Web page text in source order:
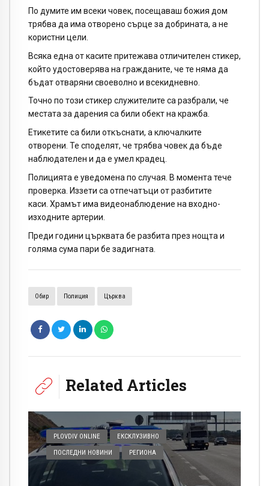
По думите им всеки човек, посещаваш божия дом
трябва да има отворено сърце за добрината, а не
користни цели.
Всяка една от касите притежава отличителен стикер,
който удостоверява на гражданите, че те няма да
бъдат отваряни своеволно и всекидневно.
Точно по този стикер служителите са разбрали, че
местата за дарения са били обект на кражба.
Етикетите са били откъснати, а ключалките
отворени. Те споделят, че трябва човек да бъде
наблюдателен и да е умел крадец.
Полицията е уведомена по случая. В момента тече
проверка. Иззети са отпечатъци от разбитите
каси. Храмът има видеонаблюдение на входно-
изходните артерии.
Преди години църквата бе разбита през нощта и
голяма сума пари бе задигната.
Обир Полиция Църква
Related Articles
PLOVDIV ONLINE ЕКСКЛУЗИВНО
ПОСЛЕДНИ НОВИНИ РЕГИОНА